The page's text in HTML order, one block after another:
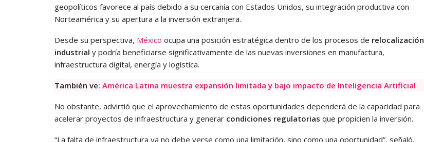
geopolíticos favorece al país debido a su cercanía con Estados Unidos, su integración productiva con
Norteamérica y su apertura a la inversión extranjera.
Desde su perspectiva, México ocupa una posición estratégica dentro de los procesos de relocalización
industrial y podría beneficiarse significativamente de las nuevas inversiones en manufactura,
infraestructura digital, energía y logística.
También ve: América Latina muestra expansión limitada y bajo impacto de Inteligencia Artificial
No obstante, advirtió que el aprovechamiento de estas oportunidades dependerá de la capacidad para
acelerar proyectos de infraestructura y generar condiciones regulatorias que propicien la inversión.
“La falta de infraestructura ya no debe verse como una limitación, sino como una oportunidad”, señaló.